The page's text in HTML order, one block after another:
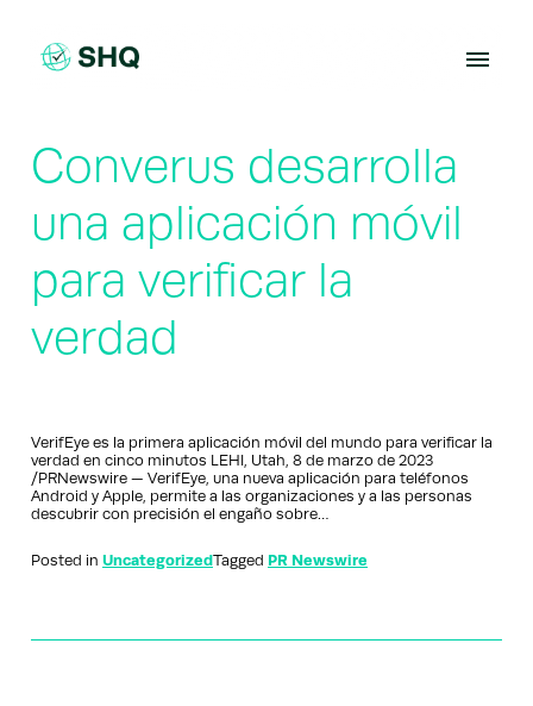
content
Converus desarrolla
una aplicación móvil
para verificar la
verdad
VerifEye es la primera aplicación móvil del mundo para verificar la
verdad en cinco minutos LEHI, Utah, 8 de marzo de 2023
/PRNewswire — VerifEye, una nueva aplicación para teléfonos
Android y Apple, permite a las organizaciones y a las personas
descubrir con precisión el engaño sobre…
Posted in UncategorizedTagged PR Newswire